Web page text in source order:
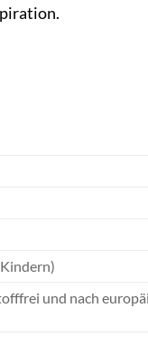
und nach